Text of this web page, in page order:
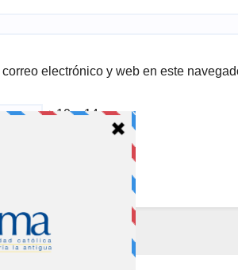
electrónico y web en este
+ 10 = 14